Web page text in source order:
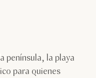
península, la playa
para quienes